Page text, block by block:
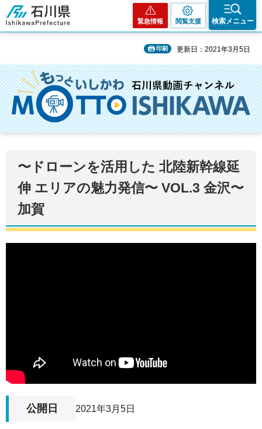
石川県
緊急情報 閲覧支援 検索メニュー
印刷 更新日：2021年3月5日
〜ドローンを活用した 北陸新幹線延
伸 エリアの魅力発信〜 VOL.3 金沢〜
加賀
公開日 2021年3月5日